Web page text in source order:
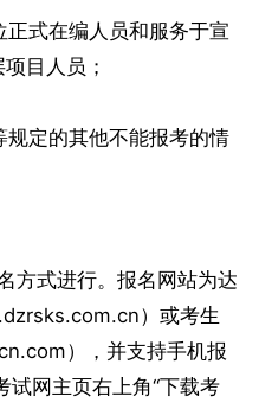
式在编人员和服务于宣
目人员；
定的其他不能报考的情
方式进行。报名网站为达
）或考生
），并支持手机报
试网主页右上角“下载考